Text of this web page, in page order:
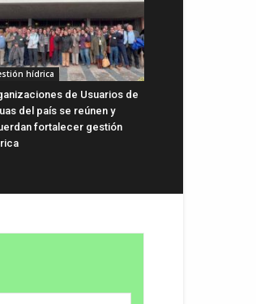
hídrica
de Usuarios de
del país se reúnen y
fortalecer gestión